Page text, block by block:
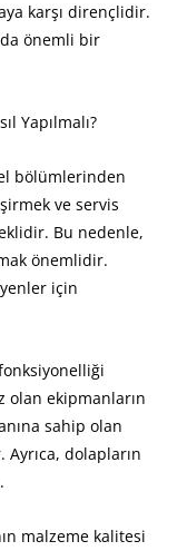
karşı dirençlidir.
da önemli bir
Yapılmalı?
bölümlerinden
ve servis
Bu nedenle,
önemlidir.
için
olan ekipmanların
sahip olan
Ayrıca, dolapların
malzeme kalitesi